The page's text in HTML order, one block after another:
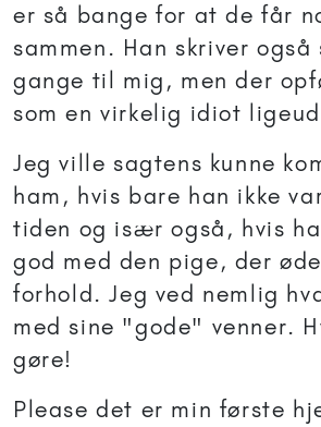
er så bange for at de får
sammen. Han skriver
gange til mig, men der
som en virkelig idiot
Jeg ville sagtens kunne
ham, hvis bare han ikke
tiden og især også, hvis
god med den pige, der
forhold. Jeg ved nemlig
med sine "gode" venner.
gøre!
Please det er min første